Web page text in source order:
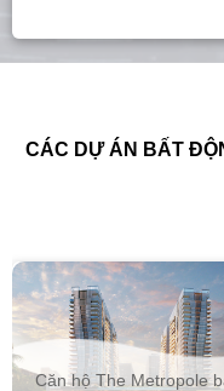
CÁC DỰ ÁN BẤT
Căn hộ The Metropole